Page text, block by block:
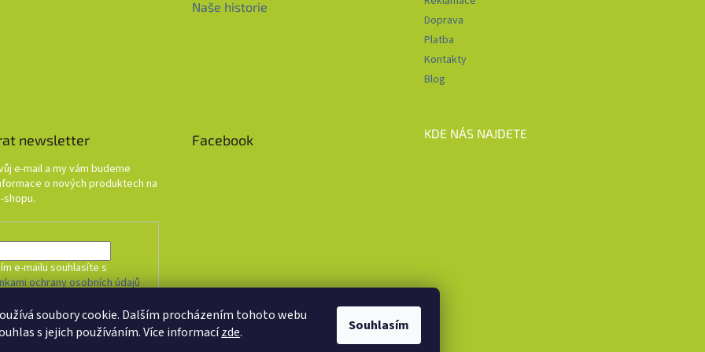
soubory cookie. Dalším procházením tohoto webu
s jejich používáním. Více informacízde. Souhlasím
Naše historie
Doprava
Platba
Kontakty
Blog
newsletter
e-mail a my vám budeme
o nových produktech na
shopu.
e-mailu souhlasíte s
ochrany osobních údajů
SE
Facebook KDE NÁS NAJDETE